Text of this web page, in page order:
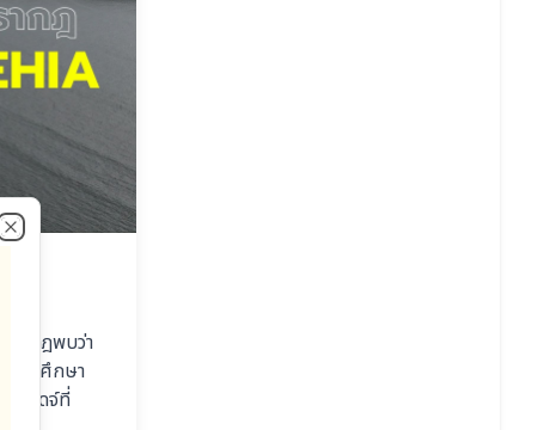
รากฎพบว่า
การศึกษา
ด์บริดจ์ที่
Close